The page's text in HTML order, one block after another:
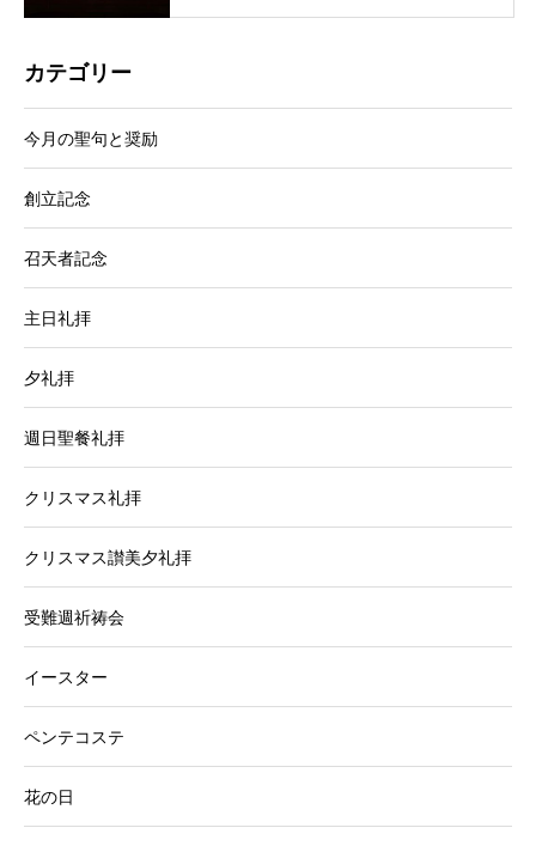
カテゴリー
今月の聖句と奨励
創立記念
召天者記念
主日礼拝
夕礼拝
週日聖餐礼拝
クリスマス礼拝
クリスマス讃美夕礼拝
受難週祈祷会
イースター
ペンテコステ
花の日